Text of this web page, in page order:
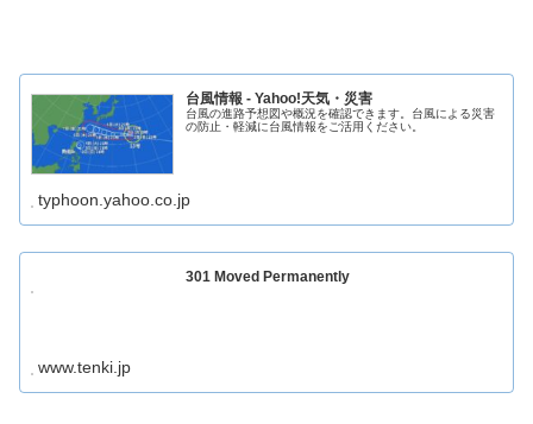
台風情報 - Yahoo!天気・災害
台風の進路予想図や概況を確認できます。台風による災害
の防止・軽減に台風情報をご活用ください。
typhoon.yahoo.co.jp
301 Moved Permanently
www.tenki.jp